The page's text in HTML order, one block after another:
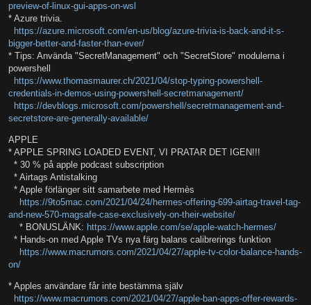
preview-of-linux-gui-apps-on-wsl
* Azure trivia.
https://azure.microsoft.com/en-us/blog/azure-trivia-is-back-and-it-s-
bigger-better-and-faster-than-ever/
* Tips: Använda "SecretManagement" och "SecretStore" modulerna i
powershell
https://www.thomasmaurer.ch/2021/04/stop-typing-powershell-
credentials-in-demos-using-powershell-secretmanagement/
https://devblogs.microsoft.com/powershell/secretmanagement-and-
secretstore-are-generally-available/
APPLE
* APPLE SPRING LOADED EVENT, VI PRATAR DET IGEN!!!
* 30 % på apple podcast subscription
* Airtags Antistalking
* Apple förlänger sitt samarbete med Hermès
https://9to5mac.com/2021/04/24/hermes-offering-699-airtag-travel-tag-
and-new-570-magsafe-case-exclusively-on-their-website/
* BONUSLÄNK: https://www.apple.com/se/apple-watch-hermes/
* Hands-on med Apple TVs nya färg balans calibrerings funktion
https://www.macrumors.com/2021/04/27/apple-tv-color-balance-hands-
on/
* Apples användare får inte bestämma själv
https://www.macrumors.com/2021/04/27/apple-ban-apps-offer-rewards-